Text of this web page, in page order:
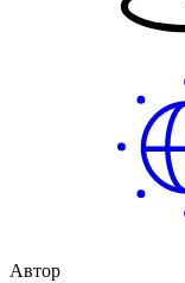
Автор